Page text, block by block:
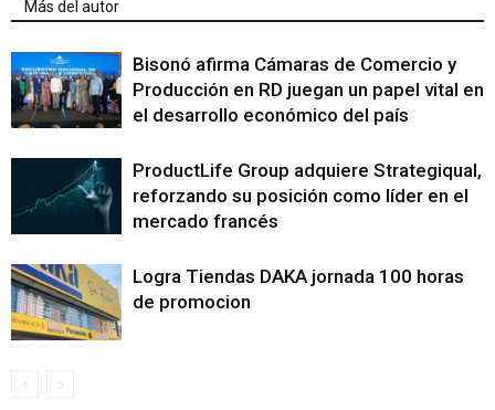
Más del autor
Bisonó afirma Cámaras de Comercio y
Producción en RD juegan un papel vital en
el desarrollo económico del país
ProductLife Group adquiere Strategiqual,
reforzando su posición como líder en el
mercado francés
Logra Tiendas DAKA jornada 100 horas
de promocion